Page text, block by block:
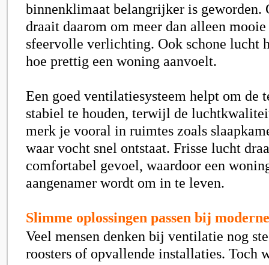
binnenklimaat belangrijker is geworden.
draait daarom om meer dan alleen
sfeervolle verlichting. Ook schone lucht
hoe prettig een woning aanvoelt.
Een goed ventilatiesysteem helpt om de
stabiel te houden, terwijl de
merk je vooral in ruimtes zoals
waar vocht snel ontstaat. Frisse lucht
comfortabel gevoel, waardoor een
aangenamer wordt om in te leven.
Slimme oplossingen passen bij
Veel mensen denken bij ventilatie nog
roosters of opvallende installaties. Toch